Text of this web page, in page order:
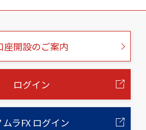
座開設のご案内
ログイン
ムラFX ログイン